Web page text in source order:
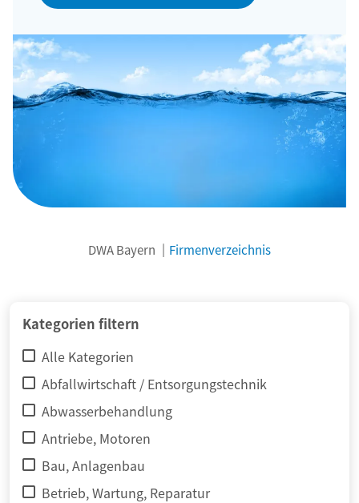
DWA Bayern Firmenverzeichnis
Kategorien filtern
Alle Kategorien
Abfallwirtschaft / Entsorgungstechnik
Abwasserbehandlung
Antriebe, Motoren
Bau, Anlagenbau
Betrieb, Wartung, Reparatur